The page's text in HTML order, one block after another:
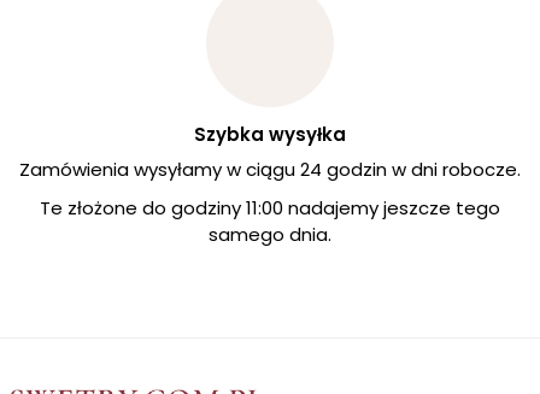
Szybka wysyłka
Zamówienia wysyłamy w ciągu 24 godzin w dni robocze.
Te złożone do godziny 11:00 nadajemy jeszcze tego
samego dnia.